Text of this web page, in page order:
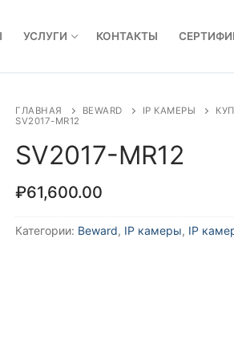
УСЛУГИ КОНТАКТЫ
ГЛАВНАЯ BEWARD IP КАМЕРЫ
SV2017-MR12
SV2017-MR12
₽61,600.00
Категории: Beward, IP камеры, IP